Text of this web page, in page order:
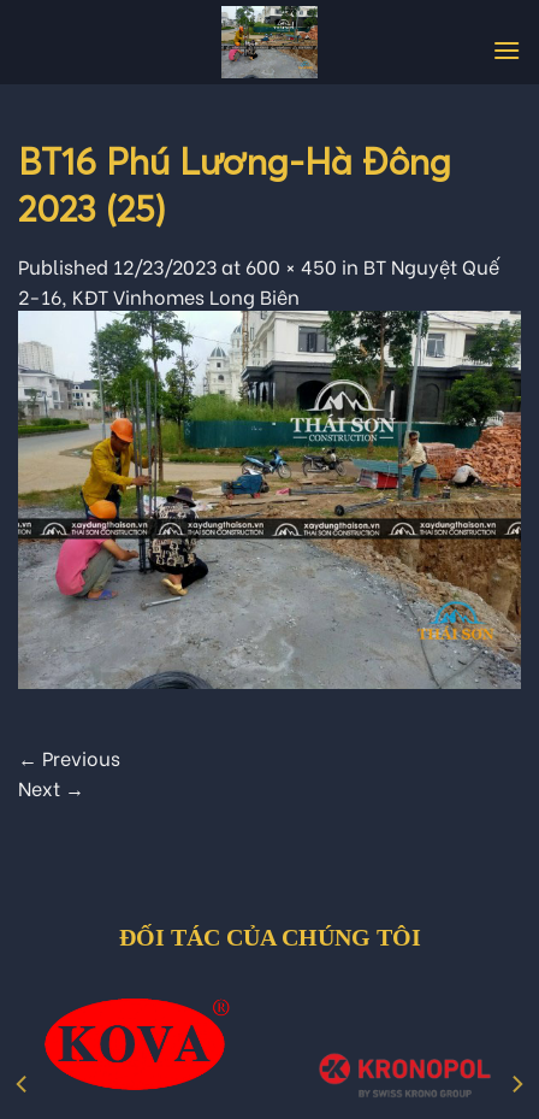
BT16 Phú Lương-Hà Đông
2023 (25)
Published 12/23/2023at 600 × 450 in BT Nguyệt Quế
2-16, KĐT Vinhomes Long Biên
← Previous
Next →
ĐỐI TÁC CỦA CHÚNG TÔI